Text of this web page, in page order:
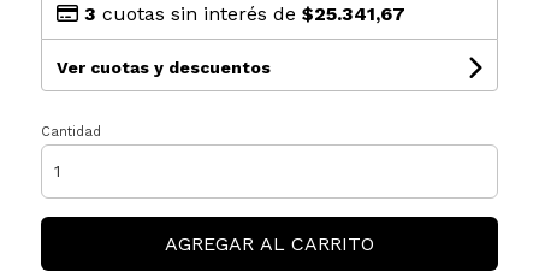
3 cuotas sin interés de $25.341,67
Ver cuotas y descuentos
Cantidad
AGREGAR AL CARRITO